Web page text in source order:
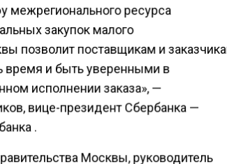
межрегионального ресурса
закупок малого
позволит поставщикам и
время и быть уверенными в
исполнении заказа», —
вице-президент Сбербанка —
.
Москвы, руководитель